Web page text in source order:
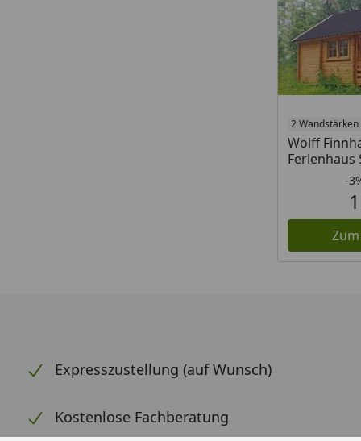
2 Wandstärken
Wolff
Ferienhaus
-
Expresszustellung (auf Wunsch)
Kostenlose Fachberatung